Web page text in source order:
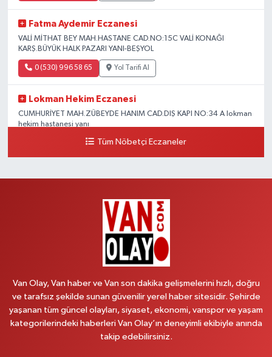
Fatma Aydemir Eczanesi
VALİ MİTHAT BEY MAH.HASTANE CAD.NO:15C VALİ KONAĞI
KARŞ.BÜYÜK HALK PAZARI YANI-BEŞYOL
0 (530) 996 58 65 Yol Tarifi Al
Lokman Hekim Eczanesi
CUMHURİYET MAH.ZÜBEYDE HANIM CAD.DIŞ KAPI NO:34 A lokman
hekim hastanesi yanı
0 (432) 503 93 23 Yol Tarifi Al
Yol Tarifi Al
CUMHURİYET MAH.KONAK SK.NO:6
Yiğit Eczanesi
HATUNİYE MAHALLESİ ASMİN SOKAK NO:3 A ÖZEL AKDAMAR
HASTANESİ KARŞISI
Tüm Nöbetçi Eczaneler
Van Olay, Van haber ve Van son dakika gelişmelerini hızlı, doğru
ve tarafsız şekilde sunan güvenilir yerel haber sitesidir. Şehirde
yaşanan tüm güncel olayları, siyaset, ekonomi, vanspor ve yaşam
kategorilerindeki haberleri Van Olay’ın deneyimli ekibiyle anında
takip edebilirsiniz.